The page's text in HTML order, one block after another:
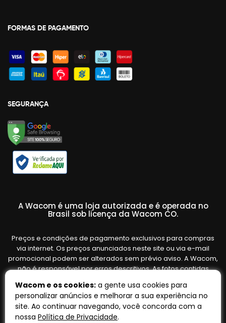
FORMAS DE PAGAMENTO
SEGURANÇA
A Wacom é uma loja autorizada e é operada no
Brasil sob licença da Wacom CO.
Preços e condições de pagamento exclusivos para compras
via internet. Os preços anunciados neste site ou via e-mail
promocional podem ser alterados sem prévio aviso. A Wacom,
não é responsável por erros descritivos. As fotos contidas
variar de acordo com o fornecedor/lote do fabricante. Ofertas
válidas até o término de nossos estoques. Vendas sujeitas à
análise e confirmação de dados.
Wacom e os cookies: a gente usa cookies para
personalizar anúncios e melhorar a sua experiência no
site. Ao continuar navegando, você concorda com a
nossa Política de Privacidade.